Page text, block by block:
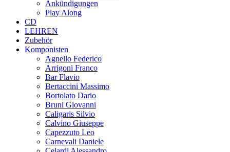
Ankündigungen
Play Along
CD
LEHREN
Zubehör
Komponisten
Agnello Federico
Arrigoni Franco
Bar Flavio
Bertaccini Massimo
Bortolato Dario
Bruni Giovanni
Caligaris Silvio
Calvino Giuseppe
Capezzuto Leo
Carnevali Daniele